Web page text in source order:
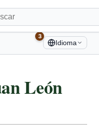
3
Idioma
León